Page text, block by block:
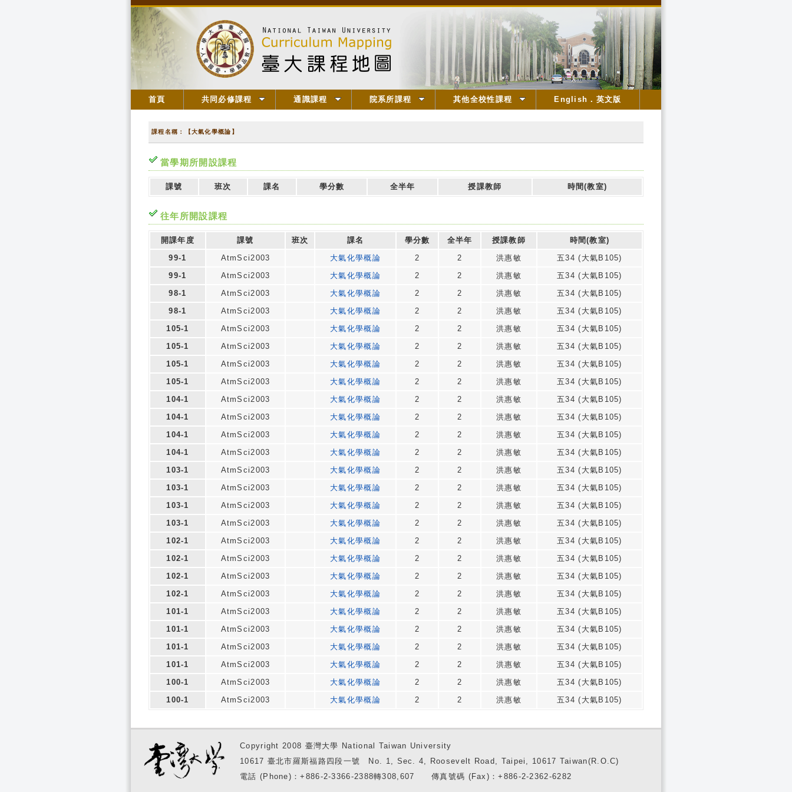
首頁 共同必修課程 通識課程 院系所課程 其他全校性課程 English．英文版
課程名稱：【大氣化學概論】
當學期所開設課程
課號 班次 課名 學分數 全半年 授課教師 時間(教室)
往年所開設課程
開課年度 課號 班次 課名 學分數 全半年 授課教師
時間(教室)
99-1
AtmSci2003 大氣化學概論 2 2 洪惠敏
五34 (大氣B105)
99-1
AtmSci2003 大氣化學概論 2 2 洪惠敏
五34 (大氣B105)
98-1
AtmSci2003 大氣化學概論 2 2 洪惠敏
五34 (大氣B105)
98-1
AtmSci2003 大氣化學概論 2 2 洪惠敏
五34 (大氣B105)
105-1
AtmSci2003 大氣化學概論 2 2 洪惠敏
五34 (大氣B105)
105-1
AtmSci2003 大氣化學概論 2 2 洪惠敏
五34 (大氣B105)
105-1
AtmSci2003 大氣化學概論 2 2 洪惠敏
五34 (大氣B105)
105-1
AtmSci2003 大氣化學概論 2 2 洪惠敏
五34 (大氣B105)
104-1
AtmSci2003 大氣化學概論 2 2 洪惠敏
五34 (大氣B105)
104-1
AtmSci2003 大氣化學概論 2 2 洪惠敏
五34 (大氣B105)
104-1
AtmSci2003 大氣化學概論 2 2 洪惠敏
五34 (大氣B105)
104-1
AtmSci2003 大氣化學概論 2 2 洪惠敏
五34 (大氣B105)
103-1
AtmSci2003 大氣化學概論 2 2 洪惠敏
五34 (大氣B105)
103-1
AtmSci2003 大氣化學概論 2 2 洪惠敏
五34 (大氣B105)
103-1
AtmSci2003 大氣化學概論 2 2 洪惠敏
五34 (大氣B105)
103-1
AtmSci2003 大氣化學概論 2 2 洪惠敏
五34 (大氣B105)
102-1
AtmSci2003 大氣化學概論 2 2 洪惠敏
五34 (大氣B105)
102-1
AtmSci2003 大氣化學概論 2 2 洪惠敏
五34 (大氣B105)
102-1
AtmSci2003 大氣化學概論 2 2 洪惠敏
五34 (大氣B105)
102-1
AtmSci2003 大氣化學概論 2 2 洪惠敏
五34 (大氣B105)
101-1
AtmSci2003 大氣化學概論 2 2 洪惠敏
五34 (大氣B105)
101-1
AtmSci2003 大氣化學概論 2 2 洪惠敏
五34 (大氣B105)
101-1
AtmSci2003 大氣化學概論 2 2 洪惠敏
五34 (大氣B105)
101-1
AtmSci2003 大氣化學概論 2 2 洪惠敏
五34 (大氣B105)
100-1
AtmSci2003 大氣化學概論 2 2 洪惠敏
五34 (大氣B105)
100-1
AtmSci2003 大氣化學概論 2 2 洪惠敏 五34 (大氣B105)
Copyright 2008 臺灣大學 National Taiwan University
10617 臺北市羅斯福路四段一號 No. 1, Sec. 4, Roosevelt Road, Taipei, 10617 Taiwan(R.O.C)
電話 (Phone)：+886-2-3366-2388轉308,607 傳真號碼 (Fax)：+886-2-2362-6282